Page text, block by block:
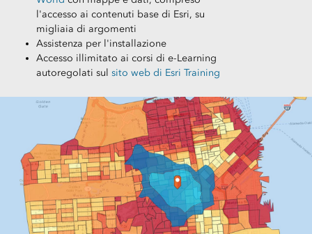
l'accesso ai contenuti base di Esri, su
migliaia di argomenti
Assistenza per l'installazione
Accesso illimitato ai corsi di e-Learning
autoregolati sul sito web di Esri Training